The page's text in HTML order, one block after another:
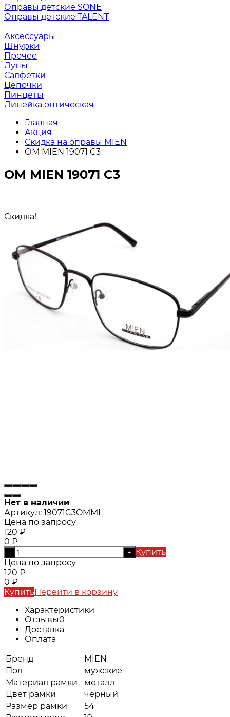
Оправы детские SONE
Оправы детские TALENT
Аксессуары
Шнурки
Прочее
Лупы
Салфетки
Цепочки
Пинцеты
Линейка оптическая
Главная
Акция
Скидка на оправы MIEN
ОМ MIEN 19071 C3
ОМ MIEN 19071 C3
Скидка!
Нет в наличии
Артикул: 19071C3OMMI
Цена по запросу
120 ₽
0 ₽
- +
Купить
Цена по запросу
120 ₽
0 ₽
КупитьПерейти в корзину
Характеристики
Отзывы0
Доставка
Оплата
Бренд
MIEN
Пол
мужские
Материал рамки
металл
Цвет рамки
черный
Размер рамки
54